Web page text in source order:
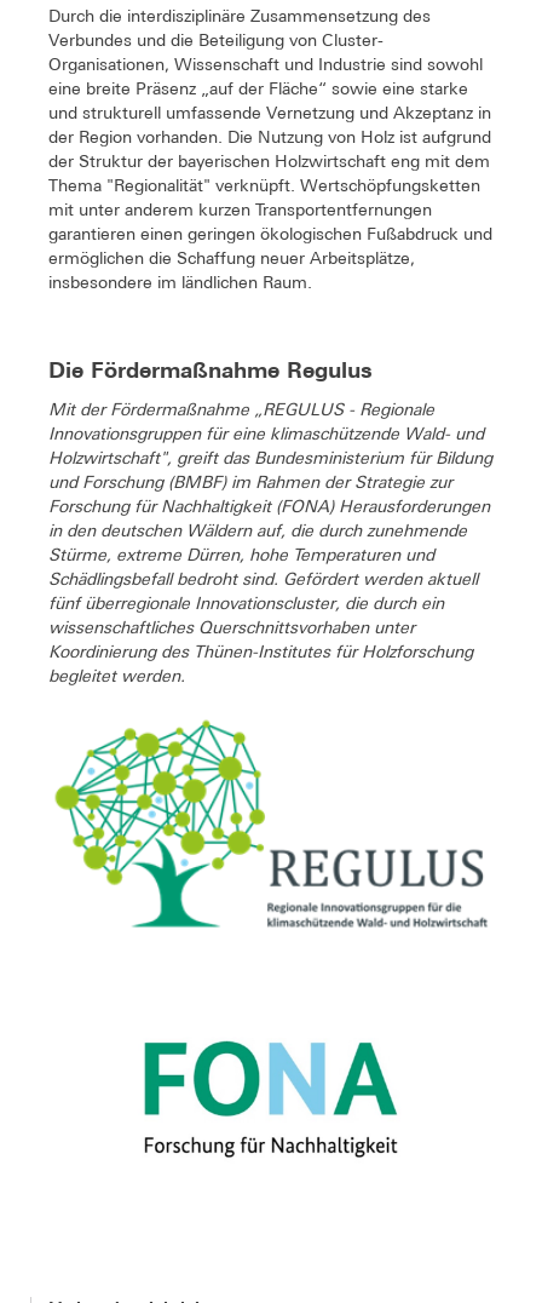
Durch die interdisziplinäre Zusammensetzung des
Verbundes und die Beteiligung von Cluster-
Organisationen, Wissenschaft und Industrie sind sowohl
eine breite Präsenz „auf der Fläche“ sowie eine starke
und strukturell umfassende Vernetzung und Akzeptanz in
der Region vorhanden. Die Nutzung von Holz ist aufgrund
der Struktur der bayerischen Holzwirtschaft eng mit dem
Thema "Regionalität" verknüpft. Wertschöpfungsketten
mit unter anderem kurzen Transportentfernungen
garantieren einen geringen ökologischen Fußabdruck und
ermöglichen die Schaffung neuer Arbeitsplätze,
insbesondere im ländlichen Raum.
Die Fördermaßnahme Regulus
Mit der Fördermaßnahme „REGULUS - Regionale
Innovationsgruppen für eine klimaschützende Wald- und
Holzwirtschaft", greift das Bundesministerium für Bildung
und Forschung (BMBF) im Rahmen der Strategie zur
Forschung für Nachhaltigkeit (FONA) Herausforderungen
in den deutschen Wäldern auf, die durch zunehmende
Stürme, extreme Dürren, hohe Temperaturen und
Schädlingsbefall bedroht sind. Gefördert werden aktuell
fünf überregionale Innovationscluster, die durch ein
wissenschaftliches Querschnittsvorhaben unter
Koordinierung des Thünen-Institutes für Holzforschung
begleitet werden.